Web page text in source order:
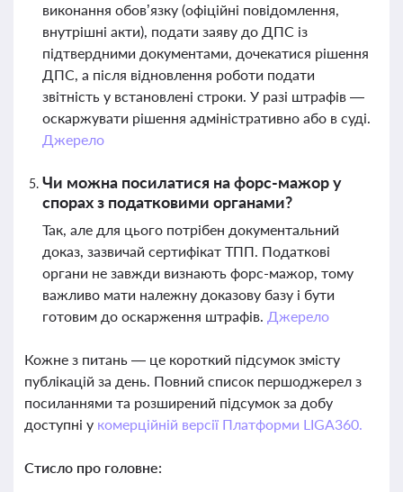
виконання обов’язку (офіційні повідомлення,
внутрішні акти), подати заяву до ДПС із
підтвердними документами, дочекатися рішення
ДПС, а після відновлення роботи подати
звітність у встановлені строки. У разі штрафів —
оскаржувати рішення адміністративно або в суді.
Джерело
Чи можна посилатися на форс-мажор у
спорах з податковими органами?
Так, але для цього потрібен документальний
доказ, зазвичай сертифікат ТПП. Податкові
органи не завжди визнають форс-мажор, тому
важливо мати належну доказову базу і бути
готовим до оскарження штрафів. Джерело
Кожне з питань — це короткий підсумок змісту
публікацій за день. Повний список першоджерел з
посиланнями та розширений підсумок за добу
доступні у комерційній версії Платформи LIGA360.
Стисло про головне: